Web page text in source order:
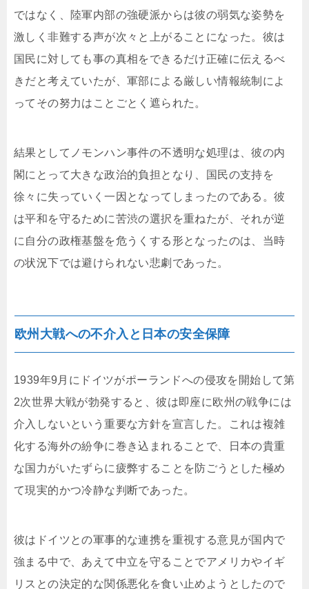
ではなく、陸軍内部の強硬派からは彼の弱気な姿勢を
激しく非難する声が次々と上がることになった。彼は
国民に対しても事の真相をできるだけ正確に伝えるべ
きだと考えていたが、軍部による厳しい情報統制によ
ってその努力はことごとく遮られた。
結果としてノモンハン事件の不透明な処理は、彼の内
閣にとって大きな政治的負担となり、国民の支持を
徐々に失っていく一因となってしまったのである。彼
は平和を守るために苦渋の選択を重ねたが、それが逆
に自分の政権基盤を危うくする形となったのは、当時
の状況下では避けられない悲劇であった。
欧州大戦への不介入と日本の安全保障
1939年9月にドイツがポーランドへの侵攻を開始して第
2次世界大戦が勃発すると、彼は即座に欧州の戦争には
介入しないという重要な方針を宣言した。これは複雑
化する海外の紛争に巻き込まれることで、日本の貴重
な国力がいたずらに疲弊することを防ごうとした極め
て現実的かつ冷静な判断であった。
彼はドイツとの軍事的な連携を重視する意見が国内で
強まる中で、あえて中立を守ることでアメリカやイギ
リスとの決定的な関係悪化を食い止めようとしたので